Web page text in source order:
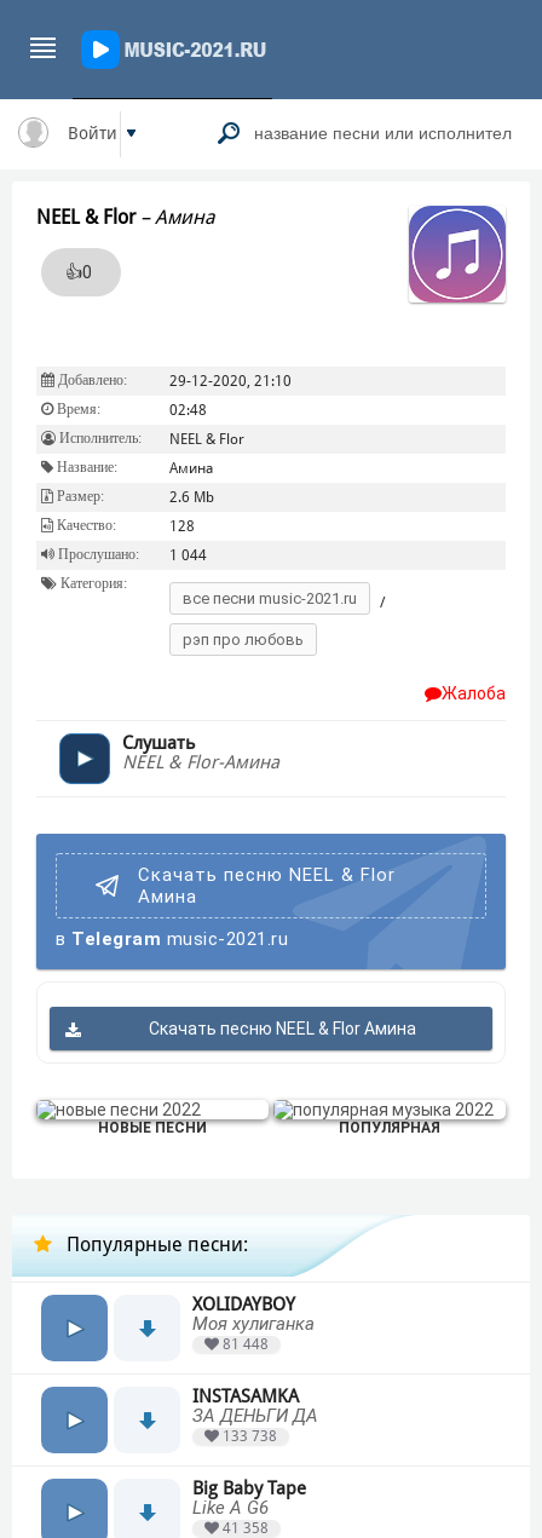
Войти
NEEL & Flor – Амина
👍0
Добавлено: 29-12-2020, 21:10
Время: 02:48
Исполнитель: NEEL & Flor
Название: Амина
Размер: 2.6 Mb
Качество: 128
Прослушано: 1 044
Категория:
все песни music-2021.ru /
рэп про любовь
Жалоба
Слушать
NEEL & Flor-Амина
Скачать песню NEEL & Flor
Амина
в Telegram music-2021.ru
Скачать песню NEEL & Flor Амина
НОВЫЕ ПЕСНИ ПОПУЛЯРНАЯ
Популярные песни:
XOLIDAYBOY
Моя хулиганка
81 448
INSTASAMKA
ЗА ДЕНЬГИ ДА
133 738
Big Baby Tape
Like A G6
41 358